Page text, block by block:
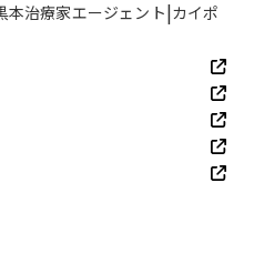
本治療家エージェント カイポ